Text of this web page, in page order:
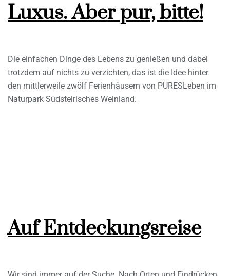
Luxus. Aber pur, bitte!
Die einfachen Dinge des Lebens zu genießen und dabei
trotzdem auf nichts zu verzichten, das ist die Idee hinter
den mittlerweile zwölf Ferienhäusern von PURESLeben im
Naturpark Südsteirisches Weinland.
Auf Entdeckungsreise